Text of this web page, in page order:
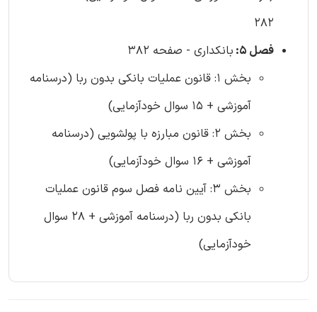
282
فصل 5:
بانکداری - صفحه 382
بخش 1: قانون عملیات بانکی بدون ربا (درسنامه
آموزشی + 15 سوال خودآزمایی)
بخش 2: قانون مبارزه با پولشویی (درسنامه
آموزشی + 16 سوال خودآزمایی)
بخش 3: آیین نامه فصل سوم قانون عملیات
بانکی بدون ربا (درسنامه آموزشی + 28 سوال
خودآزمایی)